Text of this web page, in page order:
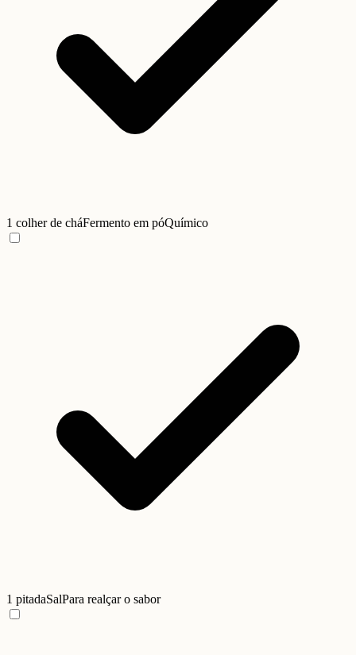
1 colher de cháFermento em póQuímico
1 pitadaSalPara realçar o sabor